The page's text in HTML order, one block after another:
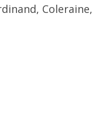
Coleraine,